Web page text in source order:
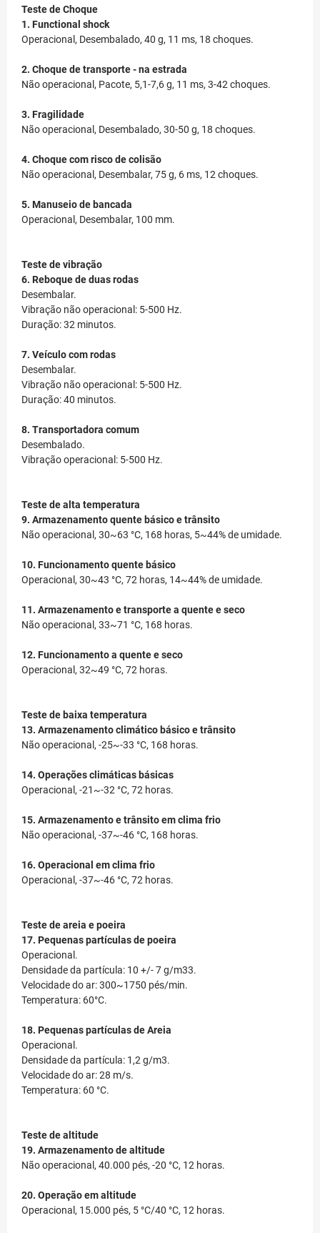
Teste de Choque
1. Functional shock
Operacional, Desembalado, 40 g, 11 ms, 18 choques.
2. Choque de transporte - na estrada
Não operacional, Pacote, 5,1-7,6 g, 11 ms, 3-42 choques.
3. Fragilidade
Não operacional, Desembalado, 30-50 g, 18 choques.
4. Choque com risco de colisão
Não operacional, Desembalar, 75 g, 6 ms, 12 choques.
5. Manuseio de bancada
Operacional, Desembalar, 100 mm.
Teste de vibração
6. Reboque de duas rodas
Desembalar.
Vibração não operacional: 5-500 Hz.
Duração: 32 minutos.
7. Veículo com rodas
Desembalar.
Vibração não operacional: 5-500 Hz.
Duração: 40 minutos.
8. Transportadora comum
Desembalado.
Vibração operacional: 5-500 Hz.
Teste de alta temperatura
9. Armazenamento quente básico e trânsito
Não operacional, 30~63 °C, 168 horas, 5~44% de umidade.
10. Funcionamento quente básico
Operacional, 30~43 °C, 72 horas, 14~44% de umidade.
11. Armazenamento e transporte a quente e seco
Não operacional, 33~71 °C, 168 horas.
12. Funcionamento a quente e seco
Operacional, 32~49 °C, 72 horas.
Teste de baixa temperatura
13. Armazenamento climático básico e trânsito
Não operacional, -25~-33 °C, 168 horas.
14. Operações climáticas básicas
Operacional, -21~-32 °C, 72 horas.
15. Armazenamento e trânsito em clima frio
Não operacional, -37~-46 °C, 168 horas.
16. Operacional em clima frio
Operacional, -37~-46 °C, 72 horas.
Teste de areia e poeira
17. Pequenas partículas de poeira
Operacional.
Densidade da partícula: 10 +/- 7 g/m33.
Velocidade do ar: 300~1750 pés/min.
Temperatura: 60°C.
18. Pequenas partículas de Areia
Operacional.
Densidade da partícula: 1,2 g/m3.
Velocidade do ar: 28 m/s.
Temperatura: 60 °C.
Teste de altitude
19. Armazenamento de altitude
Não operacional, 40.000 pés, -20 °C, 12 horas.
20. Operação em altitude
Operacional, 15.000 pés, 5 °C/40 °C, 12 horas.